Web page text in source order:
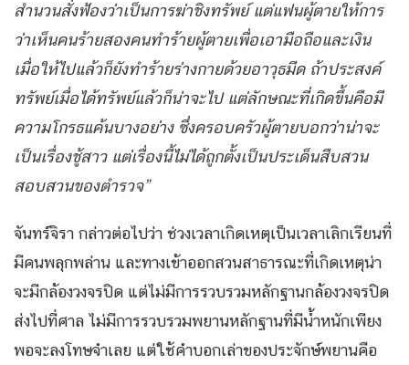
สำนวนสั่งฟ้องว่าเป็นการฆ่าชิงทรัพย์ แต่แฟนผู้ตายให้การ
ว่าเห็นคนร้ายสองคนทำร้ายผู้ตายเพื่อเอามือถือและเงิน
เมื่อให้ไปแล้วก็ยังทำร้ายร่างกายด้วยอาวุธมีด ถ้าประสงค์
ทรัพย์เมื่อได้ทรัพย์แล้วก็น่าจะไป แต่ลักษณะที่เกิดขึ้นคือมี
ความโกรธแค้นบางอย่าง ซึ่งครอบครัวผู้ตายบอกว่าน่าจะ
เป็นเรื่องชู้สาว แต่เรื่องนี้ไม่ได้ถูกตั้งเป็นประเด็นสืบสวน
สอบสวนของตำรวจ”
จันทร์จิรา กล่าวต่อไปว่า ช่วงเวลาเกิดเหตุเป็นเวลาเลิกเรียนที่
มีคนพลุกพล่าน และทางเข้าออกสวนสาธารณะที่เกิดเหตุน่า
จะมีกล้องวงจรปิด แต่ไม่มีการรวบรวมหลักฐานกล้องวงจรปิด
ส่งไปที่ศาล ไม่มีการรวบรวมพยานหลักฐานที่มีน้ำหนักเพียง
พอจะลงโทษจำเลย แต่ใช้คำบอกเล่าของประจักษ์พยานคือ